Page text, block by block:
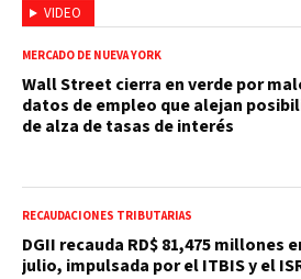
VIDEO
MERCADO DE NUEVA YORK
Wall Street cierra en verde por
datos de empleo que alejan
de alza de tasas de interés
RECAUDACIONES TRIBUTARIAS
DGII recauda RD$ 81,475 millones
julio, impulsada por el ITBIS y el